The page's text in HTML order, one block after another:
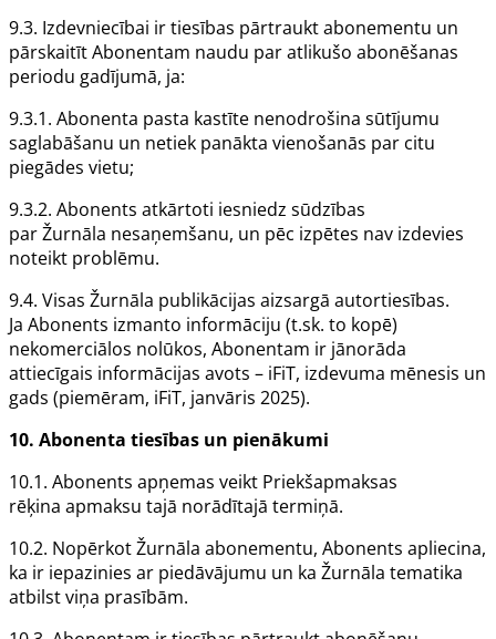
9.3. Izdevniecībai ir tiesības pārtraukt abonementu un
pārskaitītAbonentam naudu par atlikušo abonēšanas
periodu gadījumā, ja:
9.3.1. Abonenta pasta kastīte nenodrošina sūtījumu
saglabāšanu un netiek panākta vienošanās par citu
piegādes vietu;
9.3.2. Abonents atkārtoti iesniedz sūdzības
parŽurnāla nesaņemšanu, un pēc izpētes nav izdevies
noteikt problēmu.
9.4. Visas Žurnāla publikācijas aizsargā autortiesības.
Ja Abonents izmanto informāciju (t.sk. to kopē)
nekomerciālos nolūkos, Abonentam ir jānorāda
attiecīgais informācijas avots – iFiT, izdevuma mēnesis un
gads (piemēram, iFiT, janvāris 2025).
10. Abonenta tiesības un pienākumi
10.1. Abonents apņemas veikt Priekšapmaksas
rēķina apmaksu tajā norādītajā termiņā.
10.2. NopērkotŽurnāla abonementu, Abonents apliecina,
ka ir iepazinies ar piedāvājumu un ka Žurnāla tematika
atbilst viņa prasībām.